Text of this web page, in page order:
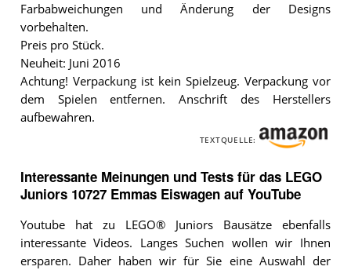
Farbabweichungen und Änderung der Designs
vorbehalten.
Preis pro Stück.
Neuheit: Juni 2016
Achtung! Verpackung ist kein Spielzeug. Verpackung vor
dem Spielen entfernen. Anschrift des Herstellers
aufbewahren.
TEXTQUELLE:
Interessante Meinungen und Tests für das LEGO
Juniors 10727 Emmas Eiswagen auf YouTube
Youtube hat zu LEGO® Juniors Bausätze ebenfalls
interessante Videos. Langes Suchen wollen wir Ihnen
ersparen. Daher haben wir für Sie eine Auswahl der